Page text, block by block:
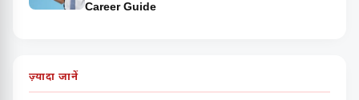
Career Guide
ज़्यादा जानें